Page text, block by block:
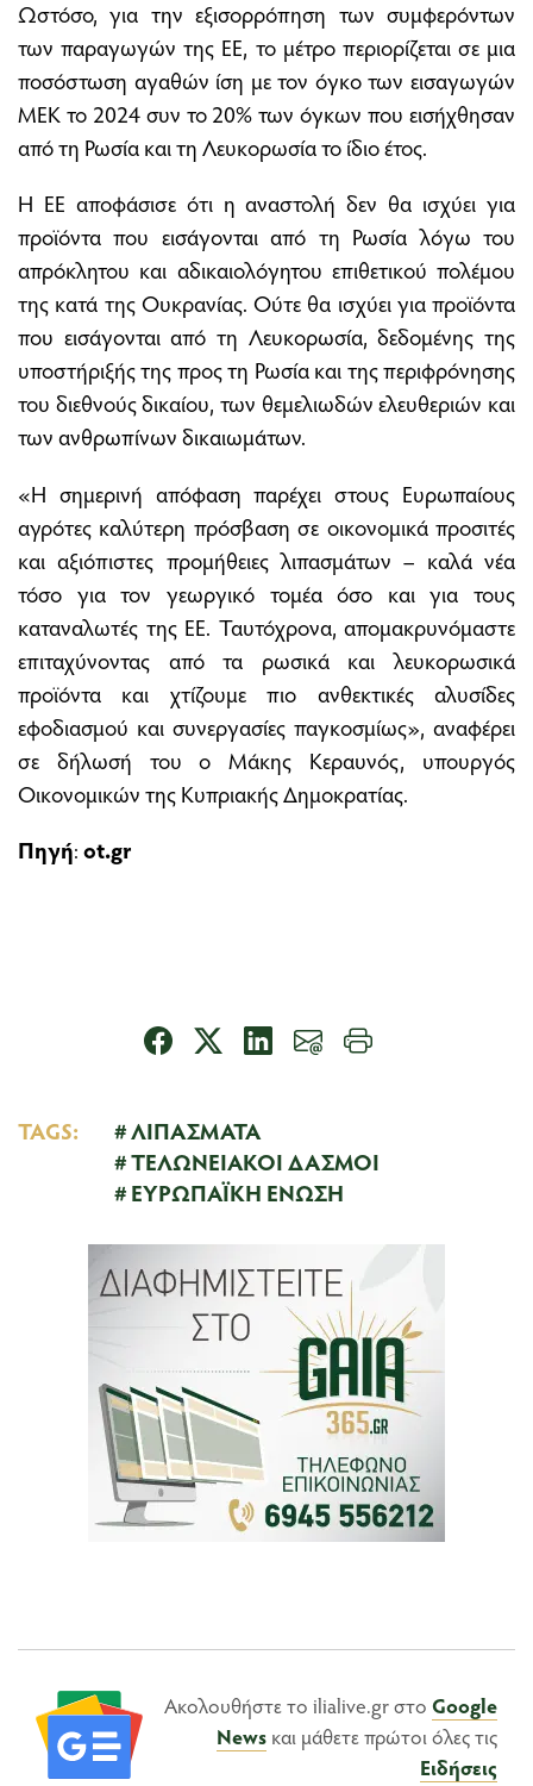
Ωστόσο, για την εξισορρόπηση των συμφερόντων
των παραγωγών της ΕΕ, το μέτρο περιορίζεται σε μια
ποσόστωση αγαθών ίση με τον όγκο των εισαγωγών
ΜΕΚ το 2024 συν το 20% των όγκων που εισήχθησαν
από τη Ρωσία και τη Λευκορωσία το ίδιο έτος.
Η ΕΕ αποφάσισε ότι η αναστολή δεν θα ισχύει για
προϊόντα που εισάγονται από τη Ρωσία λόγω του
απρόκλητου και αδικαιολόγητου επιθετικού πολέμου
της κατά της Ουκρανίας. Ούτε θα ισχύει για προϊόντα
που εισάγονται από τη Λευκορωσία, δεδομένης της
υποστήριξής της προς τη Ρωσία και της περιφρόνησης
του διεθνούς δικαίου, των θεμελιωδών ελευθεριών και
των ανθρωπίνων δικαιωμάτων.
«Η σημερινή απόφαση παρέχει στους Ευρωπαίους
αγρότες καλύτερη πρόσβαση σε οικονομικά προσιτές
και αξιόπιστες προμήθειες λιπασμάτων – καλά νέα
τόσο για τον γεωργικό τομέα όσο και για τους
καταναλωτές της ΕΕ. Ταυτόχρονα, απομακρυνόμαστε
επιταχύνοντας από τα ρωσικά και λευκορωσικά
προϊόντα και χτίζουμε πιο ανθεκτικές αλυσίδες
εφοδιασμού και συνεργασίες παγκοσμίως», αναφέρει
σε δήλωσή του ο Μάκης Κεραυνός, υπουργός
Οικονομικών της Κυπριακής Δημοκρατίας.
Πηγή:ot.gr
TAGS:
ΛΙΠΑΣΜΑΤΑ
ΤΕΛΩΝΕΙΑΚΟΙ ΔΑΣΜΟΙ
ΕΥΡΩΠΑΪΚΗ ΕΝΩΣΗ
Ακολουθήστε το ilialive.gr στο Google
News και μάθετε πρώτοι όλες τις
Ειδήσεις